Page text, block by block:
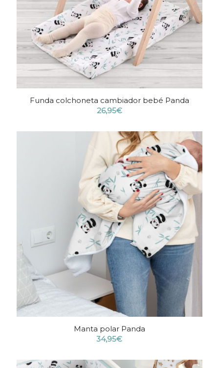
Funda colchoneta cambiador bebé Panda
26,95€
Manta polar Panda
34,95€